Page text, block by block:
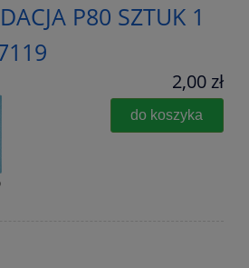
P80 SZTUK 1
2,00 zł
do koszyka